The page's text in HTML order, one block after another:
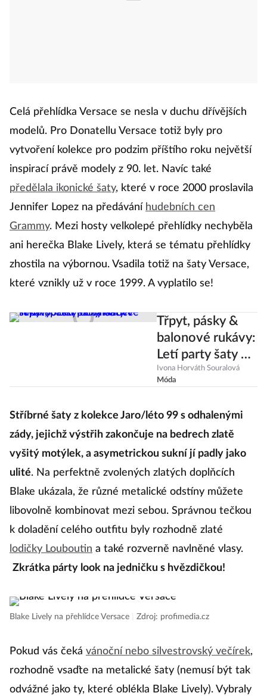
Celá přehlídka Versace se nesla v duchu dřívějších
modelů. Pro Donatellu Versace totiž byly pro
vytvoření kolekce pro podzim příštího roku největší
inspirací právě modely z 90. let. Navíc také
předělala ikonické šaty, které v roce 2000 proslavila
Jennifer Lopez na předávání hudebních cen
Grammy. Mezi hosty velkolepé přehlídky nechyběla
ani herečka Blake Lively, která se tématu přehlídky
zhostila na výbornou. Vsadila totiž na šaty Versace,
které vznikly už v roce 1999. A vyplatilo se!
Třpyt, pásky &
balonové rukávy:
Letí party šaty ve
stylu 80. let a
Dynastie!
Ivona Horváth Souralová
Móda
Stříbrné šaty z kolekce Jaro/léto 99 s odhalenými
zády, jejichž výstřih zakončuje na bedrech zlatě
vyšitý motýlek, a asymetrickou sukní jí padly jako
ulité. Na perfektně zvolených zlatých doplňcích
Blake ukázala, že různé metalické odstíny můžete
libovolně kombinovat mezi sebou. Správnou tečkou
k doladění celého outfitu byly rozhodně zlaté
lodičky Louboutin a také rozverně navlněné vlasy.
Zkrátka párty look na jedničku s hvězdičkou!
Blake Lively na přehlídce Versace Zdroj: profimedia.cz
Pokud vás čeká vánoční nebo silvestrovský večírek,
rozhodně vsaďte na metalické šaty (nemusí být tak
odvážné jako ty, které oblékla Blake Lively). Vybraly